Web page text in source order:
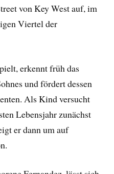
von Key West auf, im
Viertel der
erkennt früh das
und fördert dessen
Als Kind versucht
Lebensjahr zunächst
er dann um auf